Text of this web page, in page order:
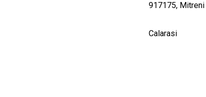
917175, Mitreni
Calarasi